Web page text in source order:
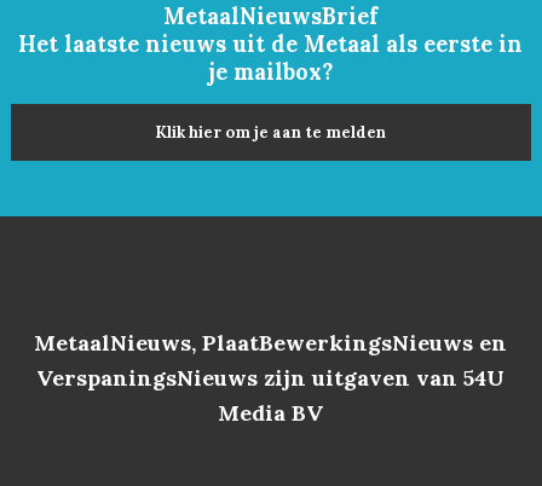
MetaalNieuwsBrief
Het laatste nieuws uit de Metaal als eerste in
je mailbox?
Klik hier om je aan te melden
MetaalNieuws, PlaatBewerkingsNieuws en
VerspaningsNieuws zijn uitgaven van 54U
Media BV